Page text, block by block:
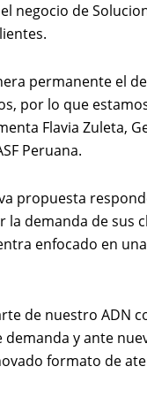
negocio de
permanente el
por lo que
Flavia Zuleta,
Peruana.
propuesta
la demanda de sus
enfocado en
de nuestro ADN
y ante
formato de